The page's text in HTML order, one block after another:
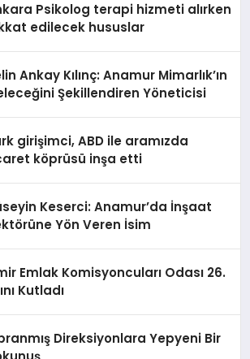
Psikolog terapi hizmeti alırken
edilecek hususlar
Ankay Kılınç: Anamur Mimarlık’ın
Şekillendiren Yöneticisi
girişimci, ABD ile aramızda
köprüsü inşa etti
Keserci: Anamur’da İnşaat
Yön Veren İsim
Emlak Komisyoncuları Odası 26.
Kutladı
Direksiyonlara Yepyeni Bir